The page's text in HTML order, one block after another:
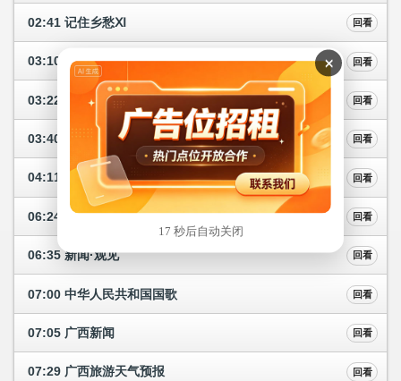
02:41 记住乡愁Ⅺ 回看
03:10 百寿探秘 回看
03:22 广西故事 回看
03:40 我们的新征程 回看
04:11 林海雪原 回看
06:24 一周新闻综述 回看
06:35 新闻·观见 回看
07:00 中华人民共和国国歌 回看
07:05 广西新闻 回看
07:29 广西旅游天气预报 回看
×
16 秒后自动关闭